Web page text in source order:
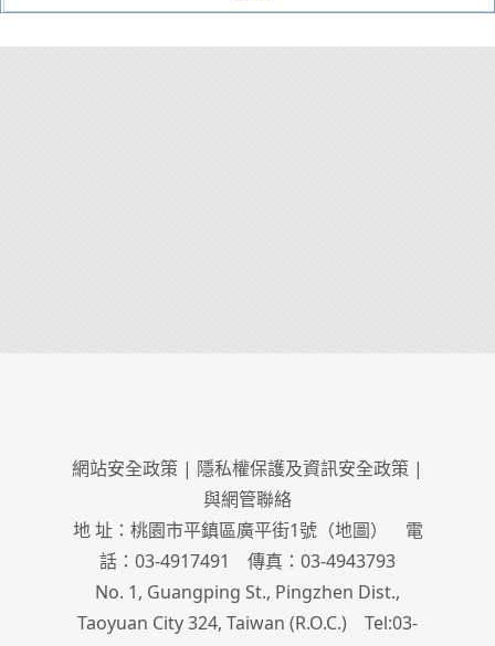
網站安全政策 | 隱私權保護及資訊安全政策 |
與網管聯絡
地 址：桃園市平鎮區廣平街1號（地圖） 電
話：03-4917491 傳真：03-4943793
No. 1, Guangping St., Pingzhen Dist.,
Taoyuan City 324, Taiwan (R.O.C.) Tel:03-